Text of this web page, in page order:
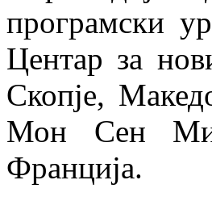
програмски
Центар за
Скопје,
Мон Сен
Франција.